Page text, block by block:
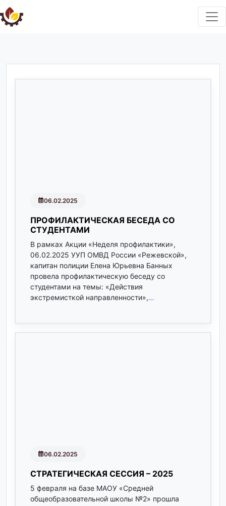
06.02.2025
ПРОФИЛАКТИЧЕСКАЯ БЕСЕДА СО
СТУДЕНТАМИ
В рамках Акции «Неделя профилактики»,
06.02.2025 УУП ОМВД России «Режевской»,
капитан полиции Елена Юрьевна Банных
провела профилактическую беседу со
студентами на темы: «Действия
экстремисткой направленности»,…
06.02.2025
СТРАТЕГИЧЕСКАЯ СЕССИЯ – 2025
5 февраля на базе МАОУ «Средней
общеобразовательной школы №2» прошла